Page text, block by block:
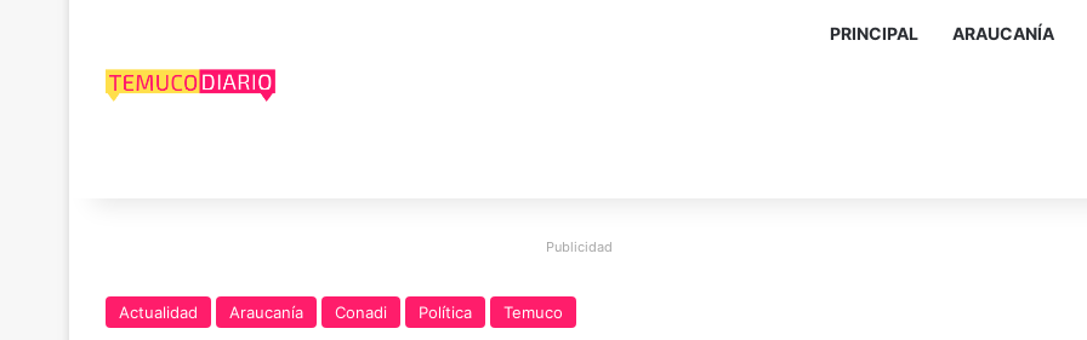
PRINCIPAL ARAUCANÍA
Publicidad
Actualidad Araucanía Conadi Política Temuco